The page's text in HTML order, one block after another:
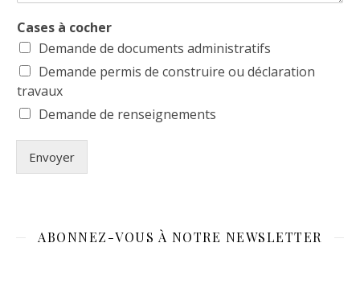
Cases à cocher
Demande de documents administratifs
Demande permis de construire ou déclaration
travaux
Demande de renseignements
Envoyer
ABONNEZ-VOUS À NOTRE NEWSLETTER